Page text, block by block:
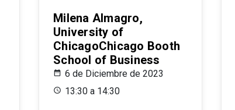
Milena Almagro,
University of
ChicagoChicago Booth
School of Business
6 de Diciembre de 2023
13:30 a 14:30